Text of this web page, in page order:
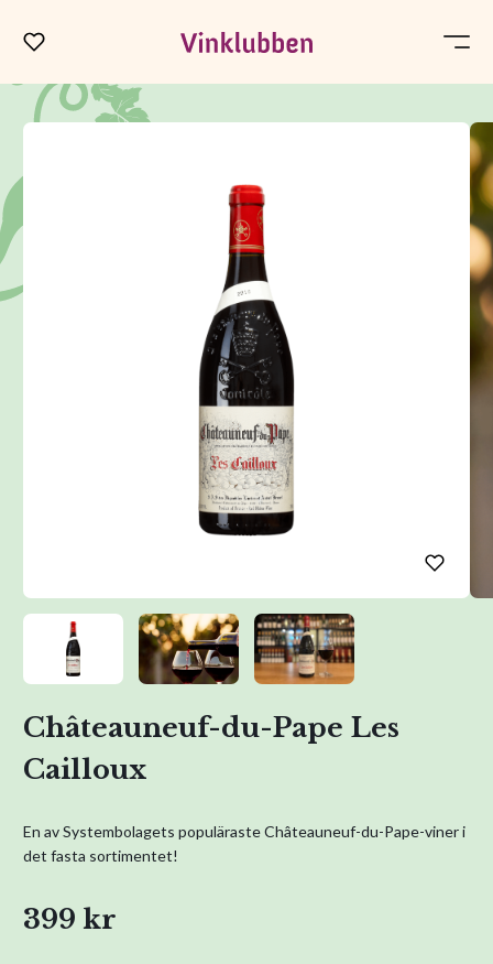
Châteauneuf-du-Pape Les
Cailloux
En av Systembolagets populäraste Châteauneuf-du-Pape-viner i
det fasta sortimentet!
399 kr